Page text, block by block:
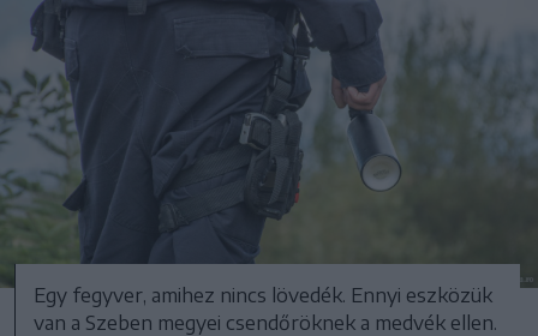
Egy fegyver, amihez nincs lövedék. Ennyi eszközük
van a Szeben megyei csendőröknek a medvék ellen.